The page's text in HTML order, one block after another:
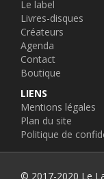
Le label
Livres-disques
Créateurs
Agenda
Contact
Boutique
LIENS
Mentions légales
Plan du site
Politique de
© 2017-2020 Le